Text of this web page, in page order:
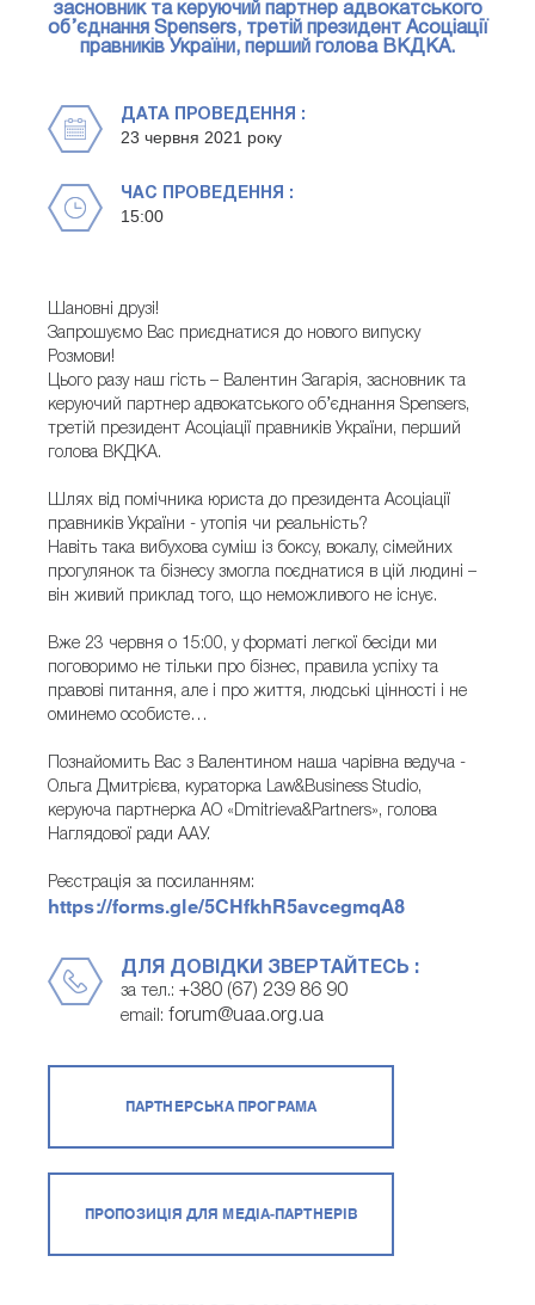
засновник та керуючий партнер адвокатського
об’єднання Spensers, третій президент Асоціації
правників України, перший голова ВКДКА.
ДАТА ПРОВЕДЕННЯ :
23 червня 2021 року
ЧАС ПРОВЕДЕННЯ :
15:00
Шановні друзі!
Запрошуємо Вас приєднатися до нового випуску
Розмови!
Цього разу наш гість – Валентин Загарія, засновник та
керуючий партнер адвокатського об’єднання Spensers,
третій президент Асоціації правників України, перший
голова ВКДКА.
Шлях від помічника юриста до президента Асоціації
правників України - утопія чи реальність?
Навіть така вибухова суміш із боксу, вокалу, сімейних
прогулянок та бізнесу змогла поєднатися в цій людині –
він живий приклад того, що неможливого не існує.
Вже 23 червня о 15:00, у форматі легкої бесіди ми
поговоримо не тільки про бізнес, правила успіху та
правові питання, але і про життя, людські цінності і не
оминемо особисте…
Познайомить Вас з Валентином наша чарівна ведуча -
Ольга Дмитрієва, кураторка Law&Business Studio,
керуюча партнерка АО «Dmitrieva&Partners», голова
Наглядової ради ААУ.
Реєстрація за посиланням:
https://forms.gle/5CHfkhR5avcegmqA8
ДЛЯ ДОВІДКИ ЗВЕРТАЙТЕСЬ :
за тел.: +380 (67) 239 86 90
email: forum@uaa.org.ua
ПАРТНЕРСЬКА ПРОГРАМА
ПРОПОЗИЦІЯ ДЛЯ МЕДІА-ПАРТНЕРІВ